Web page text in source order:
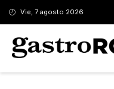
Vie, 7 agosto 2026